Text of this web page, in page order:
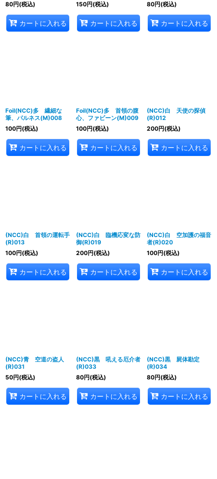
80円(税込)
カートに入れる
150円(税込)
カートに入れる
80円(税込)
カートに入れる
Foil(NCC)多 繊細な
筆、パルネス(M)008
100円(税込)
カートに入れる
Foil(NCC)多 首領の腹
心、ファビーン(M)009
100円(税込)
カートに入れる
(NCC)白 天使の探偵
(R)012
200円(税込)
カートに入れる
(NCC)白 首領の運転手
(R)013
100円(税込)
カートに入れる
(NCC)白 臨機応変な防
御(R)019
200円(税込)
カートに入れる
(NCC)白 空加護の福音
者(R)020
100円(税込)
カートに入れる
(NCC)青 空道の盗人
(R)031
50円(税込)
カートに入れる
(NCC)黒 吼える厄介者
(R)033
80円(税込)
カートに入れる
(NCC)黒 屍体勘定
(R)034
80円(税込)
カートに入れる